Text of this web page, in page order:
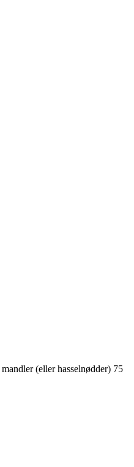
(eller hasselnødder) 75